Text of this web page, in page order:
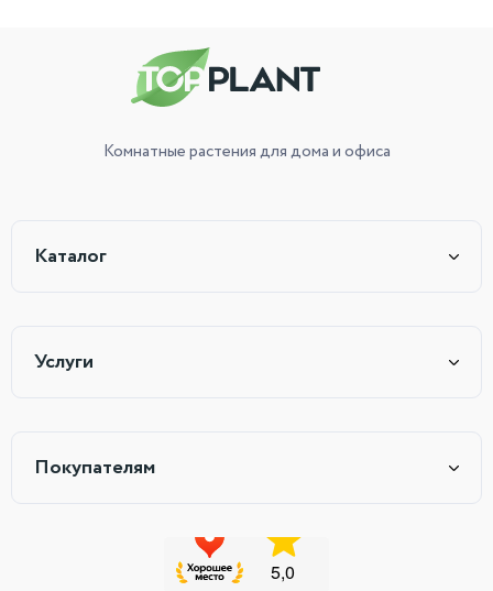
Комнатные растениядля дома и офиса
Каталог
Услуги
Покупателям